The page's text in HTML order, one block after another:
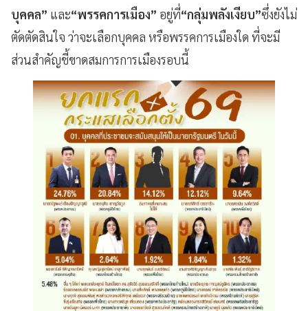
บุคคล” และ“พรรคการเมือง” อยู่ที่“กลุ่มพลังเงียบ”ซึ่งยังไม่
ตัดตัดสินใจ ว่าจะเลือกบุคคล หรือพรรคการเมืองใด ที่จะมี
ส่วนสำคัญชี้ขาดสมการการเมืองรอบนี้